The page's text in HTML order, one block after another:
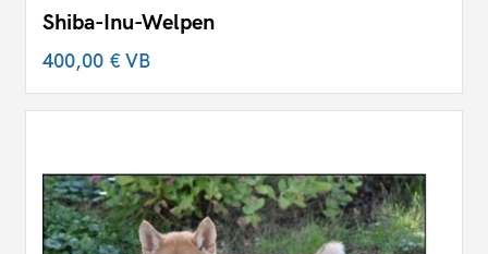
Shiba-Inu-Welpen
400,00 €VB